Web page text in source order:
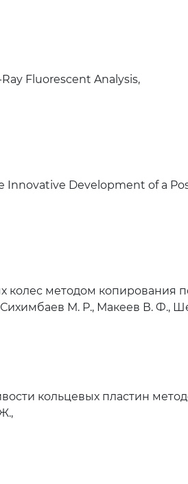
Fluorescent Analysis,
Innovative Development of a
колес методом копирования
М. Р., Макеев В. Ф.,
кольцевых пластин